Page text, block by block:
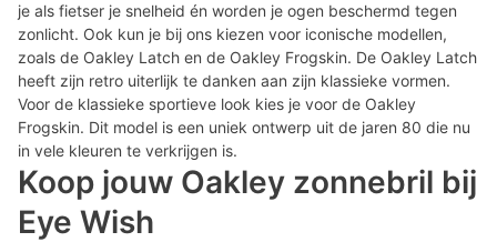
je als fietser je snelheid én worden je ogen beschermd tegen
zonlicht. Ook kun je bij ons kiezen voor iconische modellen,
zoals de Oakley Latch en de Oakley Frogskin. De Oakley Latch
heeft zijn retro uiterlijk te danken aan zijn klassieke vormen.
Voor de klassieke sportieve look kies je voor de Oakley
Frogskin. Dit model is een uniek ontwerp uit de jaren 80 die nu
in vele kleuren te verkrijgen is.
Koop jouw Oakley zonnebril bij
Eye Wish